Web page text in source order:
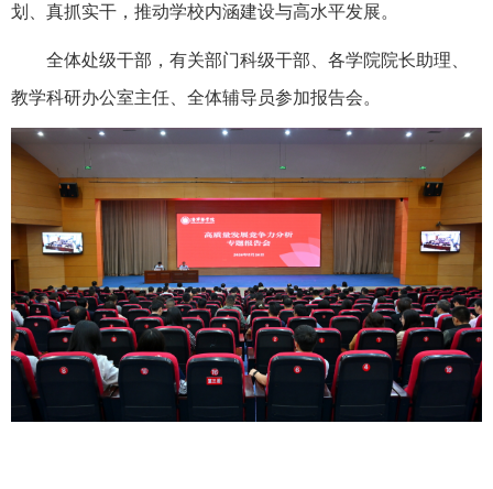
划、真抓实干，推动学校内涵建设与高水平发展。
全体处级干部，有关部门科级干部、各学院院长助理、
教学科研办公室主任、全体辅导员参加报告会。